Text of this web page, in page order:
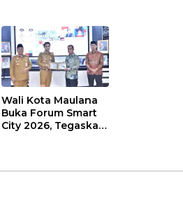
Wali Kota Maulana
Buka Forum Smart
City 2026, Tegaskan
di Kota Jambi